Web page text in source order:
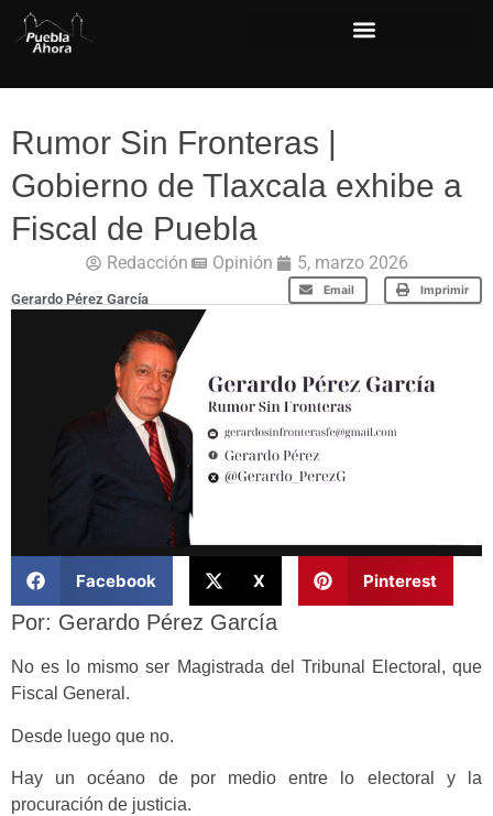
Rumor Sin Fronteras |
Gobierno de Tlaxcala exhibe a
Fiscal de Puebla
Redacción Opinión 5, marzo 2026
Email Imprimir
Gerardo Pérez García
Facebook X Pinterest
Por: Gerardo Pérez García
No es lo mismo ser Magistrada del Tribunal Electoral, que
Fiscal General.
Desde luego que no.
Hay un océano de por medio entre lo electoral y la
procuración de justicia.